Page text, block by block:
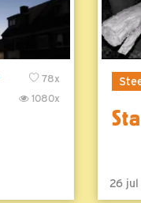
78x
1080x
26